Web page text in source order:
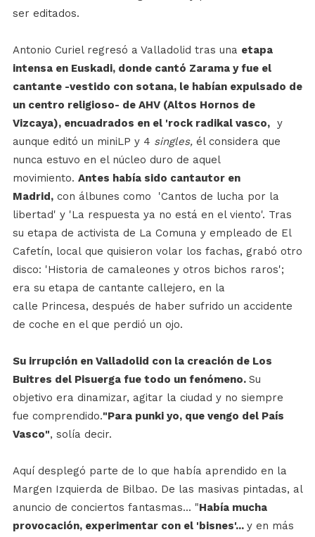
ser editados.
Antonio Curiel regresó a Valladolid tras una etapa
intensa en Euskadi, donde cantó Zarama y fue el
cantante -vestido con sotana, le habían expulsado de
un centro religioso- de AHV (Altos Hornos de
Vizcaya), encuadrados en el 'rock radikal vasco,y
aunque editó un miniLP y 4 singles,él considera que
nunca estuvo en el núcleo duro de aquel
movimiento. Antes había sido cantautor en
Madrid,con álbunes como 'Cantos de lucha por la
libertad' y 'La respuesta ya no está en el viento'. Tras
su etapa de activista de La Comuna y empleado de El
Cafetín, local que quisieron volar los fachas, grabó otro
disco: 'Historia de camaleones y otros bichos raros';
era su etapa de cantante callejero, en la
calle Princesa, después de haber sufrido un accidente
de coche en el que perdió un ojo.
Su irrupción en Valladolid con la creación de Los
Buitres del Pisuerga fue todo un fenómeno. Su
objetivo era dinamizar, agitar la ciudad y no siempre
fue comprendido."Para punki yo, que vengo del País
Vasco", solía decir.
Aquí desplegó parte de lo que había aprendido en la
Margen Izquierda de Bilbao. De las masivas pintadas, al
anuncio de conciertos fantasmas... "Había mucha
provocación, experimentar con el 'bisnes'... y en más